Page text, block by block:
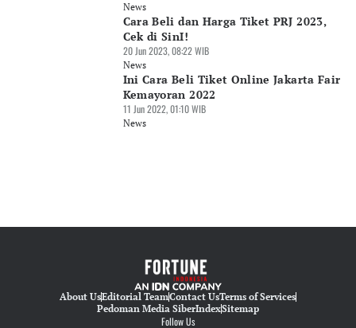
News
Cara Beli dan Harga Tiket PRJ 2023,
Cek di SinI!
20 Jun 2023, 08:22 WIB
News
Ini Cara Beli Tiket Online Jakarta Fair
Kemayoran 2022
11 Jun 2022, 01:10 WIB
News
About UsEditorial TeamContact UsTerms of Services
Pedoman Media SiberIndexSitemap
Follow Us